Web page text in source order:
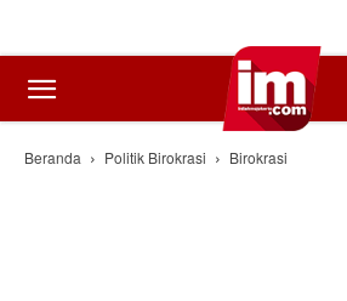
Beranda Politik Birokrasi Birokrasi